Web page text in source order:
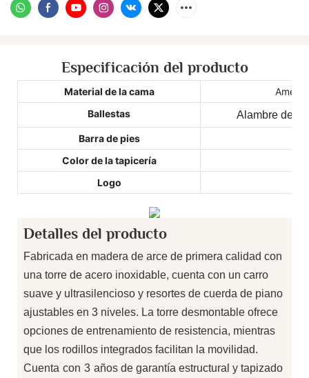
Especificación del producto
Material de la cama
Ballestas
Alambre de
Barra de pies
Color de la tapicería
Logo
Detalles del producto
Fabricada en madera de arce de primera calidad con
una torre de acero inoxidable, cuenta con un carro
suave y ultrasilencioso y resortes de cuerda de piano
ajustables en 3 niveles. La torre desmontable ofrece
opciones de entrenamiento de resistencia, mientras
que los rodillos integrados facilitan la movilidad.
Cuenta con 3 años de garantía estructural y tapizado